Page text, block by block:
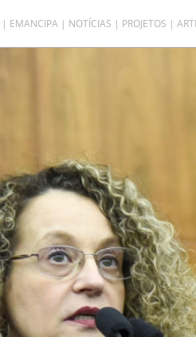
EMANCIPA NOTÍCIAS PROJETOS